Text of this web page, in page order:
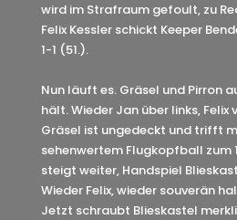
wird im Strafraum gefoult, zu
Felix Kessler schickt Keeper
1-1 (51.).
Nun läuft es. Gräsel und Pirron
hält. Wieder Jan über links,
Gräsel ist ungedeckt und trifft
sehenwertem Flugkopfball zum
steigt weiter, Handspiel
Wieder Felix, wieder souverän
Jetzt schraubt Blieskastel